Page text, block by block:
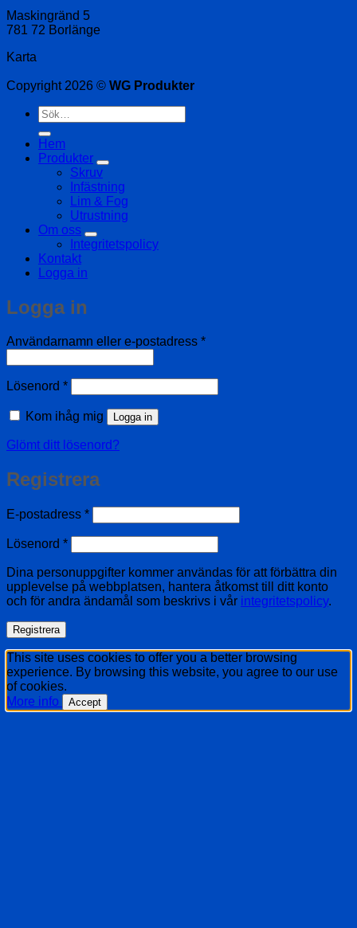
Maskingränd 5
781 72 Borlänge
Karta
Copyright 2026 © WG Produkter
Sök
efter:
Hem
Produkter
Skruv
Infästning
Lim & Fog
Utrustning
Om oss
Integritetspolicy
Kontakt
Logga in
Logga in
Användarnamn eller e-postadress *Obligatoriskt
Lösenord *Obligatoriskt
Kom ihåg mig Logga in
Glömt ditt lösenord?
Registrera
E-postadress *Obligatoriskt
Lösenord *Obligatoriskt
Dina personuppgifter kommer användas för att förbättra din
upplevelse på webbplatsen, hantera åtkomst till ditt konto
och för andra ändamål som beskrivs i vår integritetspolicy.
Registrera
This site uses cookies to offer you a better browsing
experience. By browsing this website, you agree to our use
of cookies.
More info
Accept